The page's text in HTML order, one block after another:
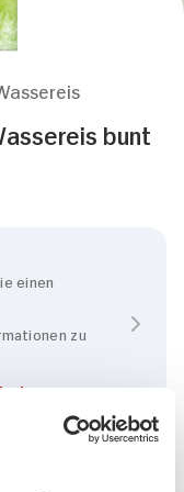
bunt
einen
zu